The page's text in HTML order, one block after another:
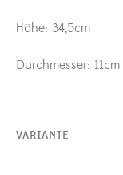
Höhe: 34,5cm
Durchmesser: 11cm
VARIANTE